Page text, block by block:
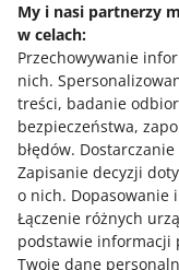
My i nasi partnerzy
w celach:
Przechowywanie
nich.
treści, badanie
bezpieczeństwa,
błędów.
Zapisanie decyzji
o nich. Dopasowanie
Łączenie różnych
podstawie informacji
Twoje dane
Zapytaj
Zajrzyj na